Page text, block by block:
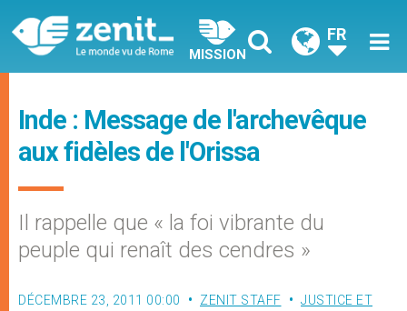
MISSION
FR
Inde : Message de l'archevêque
aux fidèles de l'Orissa
Il rappelle que « la foi vibrante du
peuple qui renaît des cendres »
DÉCEMBRE 23, 2011 00:00 ZENIT STAFF
JUSTICE ET